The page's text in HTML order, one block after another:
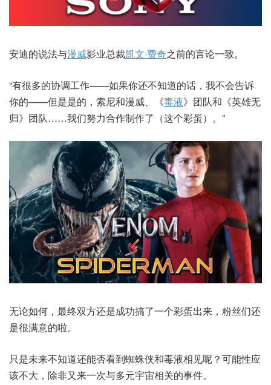
安迪的说法与漫威影业总裁凯文·费奇之前的言论一致。
“有很多的协调工作——如果你还不知道的话，我不会告诉
你的——但是是的，索尼和漫威、《毒液》团队和《英雄无
归》团队……我们努力合作制作了（这个彩蛋）。”
无论如何，最终双方还是成功搞了一个彩蛋出来，粉丝们还
是很满意的啦。
只是未来不知道还能否看到蜘蛛侠和毒液相见呢？可能性应
该不大，除非又来一次与多元宇宙相关的事件。